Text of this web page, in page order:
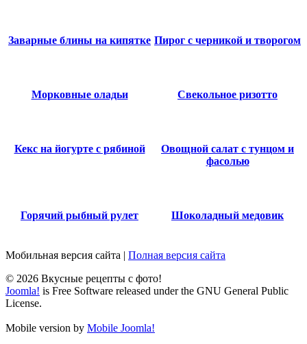
Заварные блины на кипятке Пирог с черникой и творогом
Морковные оладьи Свекольное ризотто
Кекс на йогурте с рябиной
Овощной салат с тунцом и
фасолью
Горячий рыбный рулет Шоколадный медовик
Мобильная версия сайта | Полная версия сайта
© 2026 Вкусные рецепты с фото!
Joomla! is Free Software released under the GNU General Public
License.
Mobile version by Mobile Joomla!